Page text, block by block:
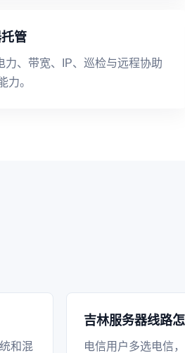
管
力、带宽、IP、巡检与远程协助
力。
和混
吉林服务器线路怎
电信用户多选电信